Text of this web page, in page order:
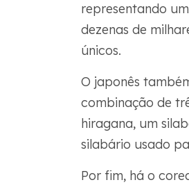
representando
dezenas de
únicos.
O japonês
combinação de
hiragana, um
silabário usado
Por fim, há o